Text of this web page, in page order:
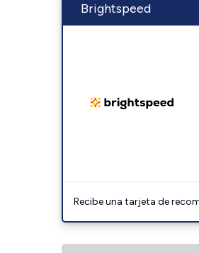
Brightspeed
Recibe una tarjeta de